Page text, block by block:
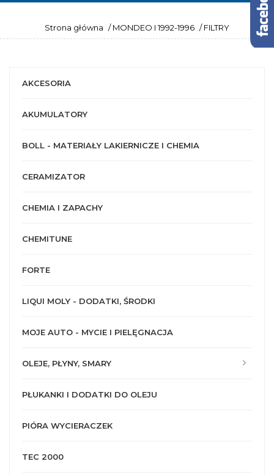
Strona główna / MONDEO I 1992-1996 / FILTRY
AKCESORIA
AKUMULATORY
BOLL - MATERIAŁY LAKIERNICZE I CHEMIA
CERAMIZATOR
CHEMIA I ZAPACHY
CHEMITUNE
FORTE
LIQUI MOLY - DODATKI, ŚRODKI
MOJE AUTO - MYCIE I PIELĘGNACJA
OLEJE, PŁYNY, SMARY
PŁUKANKI I DODATKI DO OLEJU
PIÓRA WYCIERACZEK
TEC 2000